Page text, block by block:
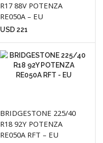
R17 88V POTENZA
RE050A – EU
USD 221
BRIDGESTONE 225/40
R18 92Y POTENZA
RE050A RFT – EU